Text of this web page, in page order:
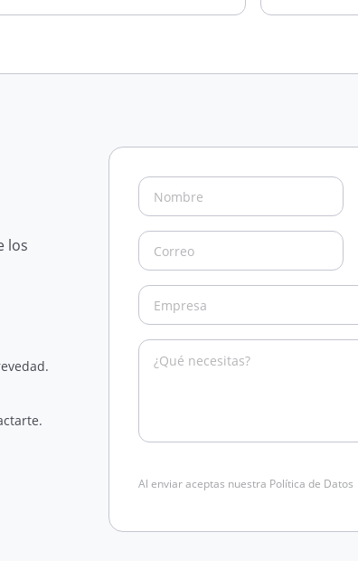
los
Al enviar aceptas nuestra Política de Datos